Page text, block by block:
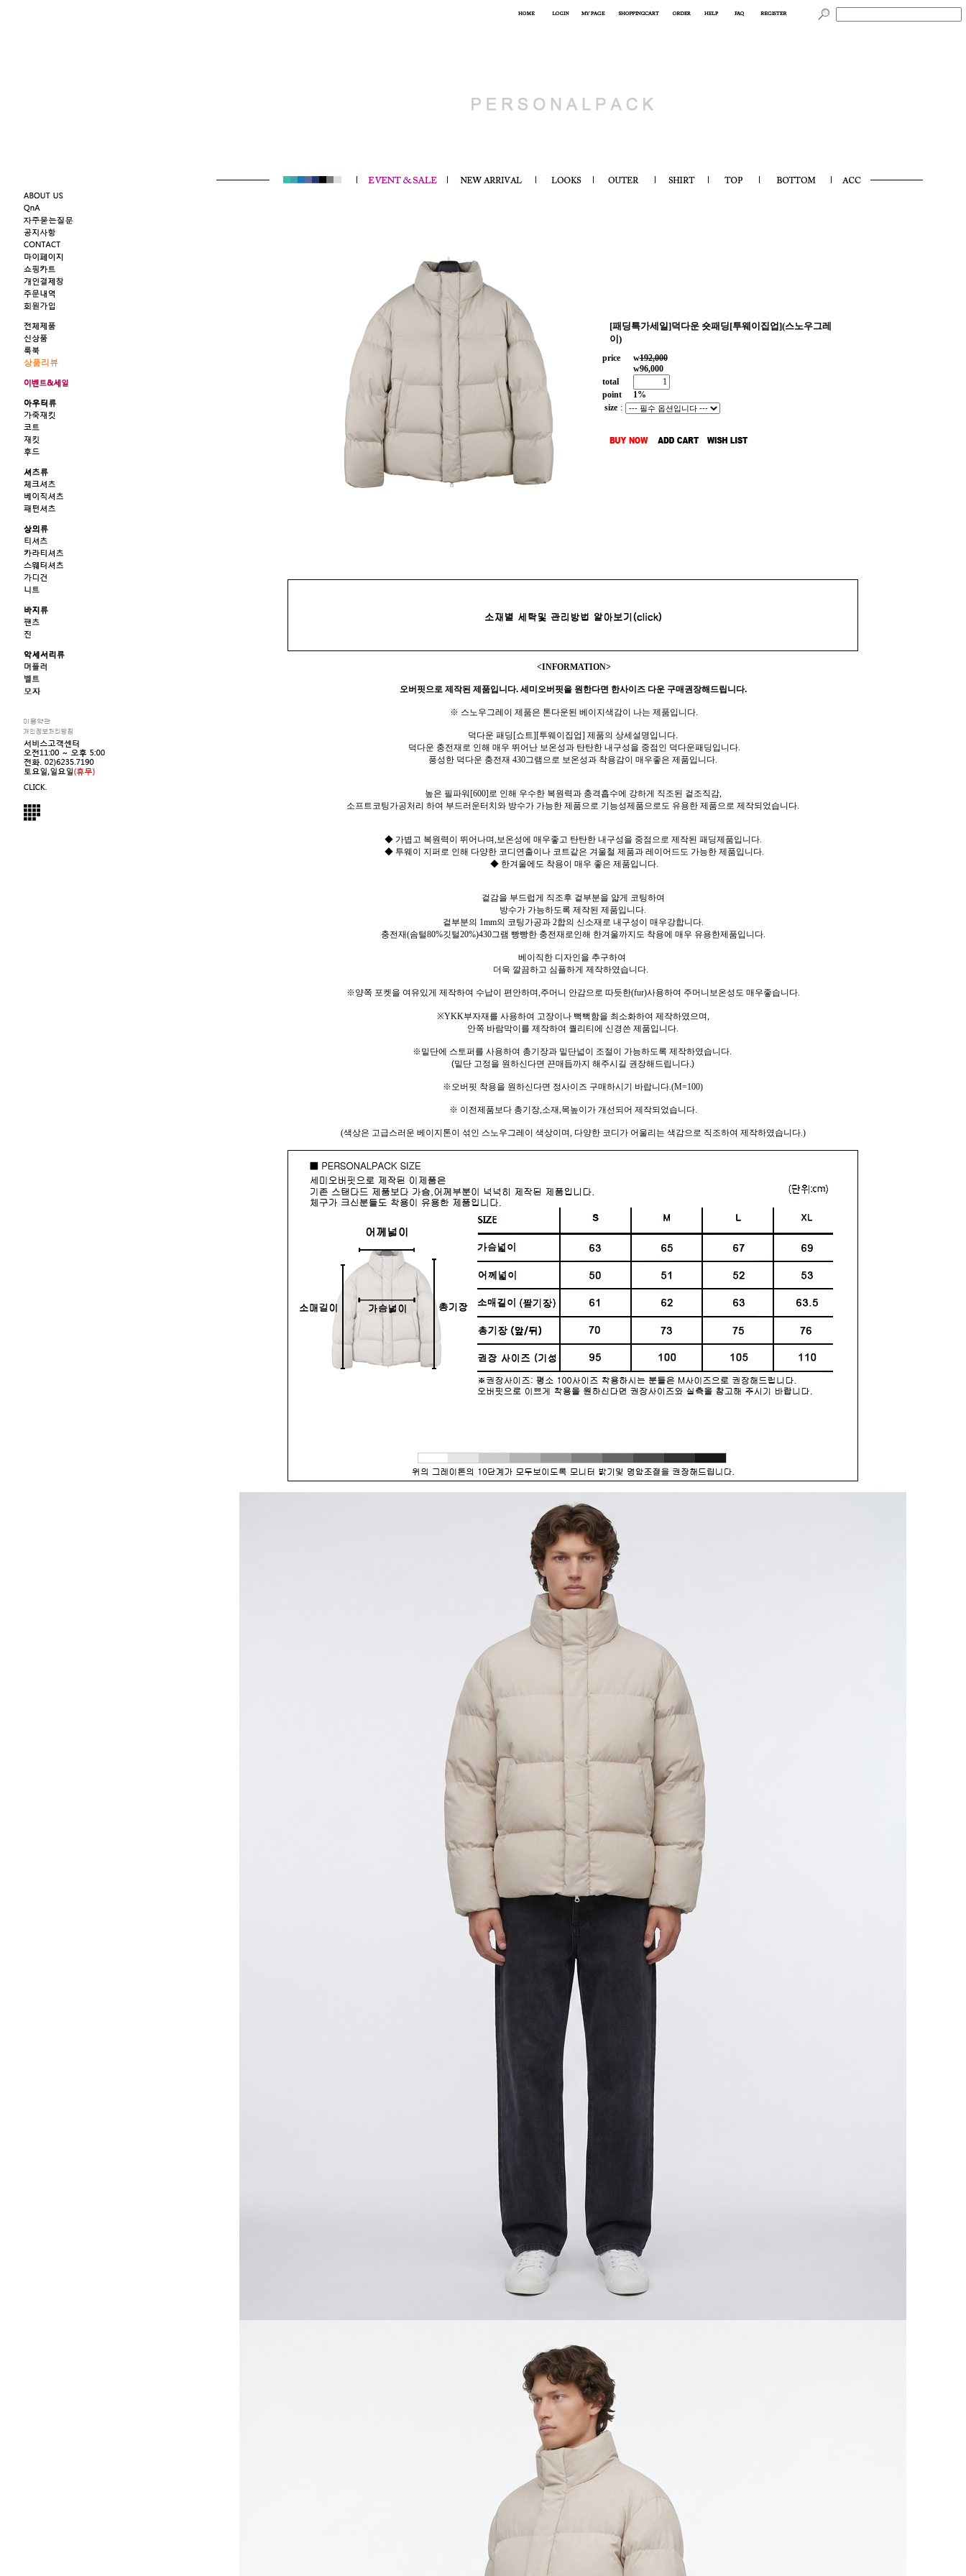
[패딩특가세일]덕다운 숏패딩[투웨이집업](스노우그레
이)
price w192,000
w96,000
total
point
1%
size :
<INFORMATION>
오버핏으로 제작된 제품입니다. 세미오버핏을 원한다면 한사이즈 다운 구매권장해드립니다.
※ 스노우그레이 제품은 톤다운된 베이지색감이 나는 제품입니다.
덕다운 패딩[쇼트][투웨이집업] 제품의 상세설명입니다.
덕다운 충전재로 인해 매우 뛰어난 보온성과 탄탄한 내구성을 중점인 덕다운패딩입니다.
풍성한 덕다운 충전재 430그램으로 보온성과 착용감이 매우좋은 제품입니다.
높은 필파워[600]로 인해 우수한 복원력과 충격흡수에 강하게 직조된 겉조직감,
소프트코팅가공처리 하여 부드러운터치와 방수가 가능한 제품으로 기능성제품으로도 유용한 제품으로 제작되었습니다.
◆ 가볍고 복원력이 뛰어나며,보온성에 매우좋고 탄탄한 내구성을 중점으로 제작된 패딩제품입니다.
◆ 투웨이 지퍼로 인해 다양한 코디연출이나 코트같은 겨울철 제품과 레이어드도 가능한 제품입니다.
◆ 한겨울에도 착용이 매우 좋은 제품입니다.
겉감을 부드럽게 직조후 겉부분을 얇게 코팅하여
방수가 가능하도록 제작된 제품입니다.
겉부분의 1mm의 코팅가공과 2합의 신소재로 내구성이 매우강합니다.
충전재(솜털80%깃털20%)430그램 빵빵한 충전재로인해 한겨울까지도 착용에 매우 유용한제품입니다.
베이직한 디자인을 추구하여
더욱 깔끔하고 심플하게 제작하였습니다.
※양쪽 포켓을 여유있게 제작하여 수납이 편안하며,주머니 안감으로 따듯한(fur)사용하여 주머니보온성도 매우좋습니다.
※YKK부자재를 사용하여 고장이나 뻑뻑함을 최소화하여 제작하였으며,
안쪽 바람막이를 제작하여 퀄리티에 신경쓴 제품입니다.
※밑단에 스토퍼를 사용하여 총기장과 밑단넓이 조절이 가능하도록 제작하였습니다.
(밑단 고정을 원하신다면 끈매듭까지 해주시길 권장해드립니다.)
※오버핏 착용을 원하신다면 정사이즈 구매하시기 바랍니다.(M=100)
※ 이전제품보다 총기장,소재,목높이가 개선되어 제작되었습니다.
(색상은 고급스러운 베이지톤이 섞인 스노우그레이 색상이며, 다양한 코디가 어울리는 색감으로 직조하여 제작하였습니다.)